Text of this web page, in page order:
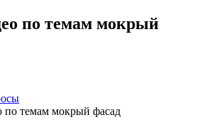
по темам мокрый
по темам мокрый фасад